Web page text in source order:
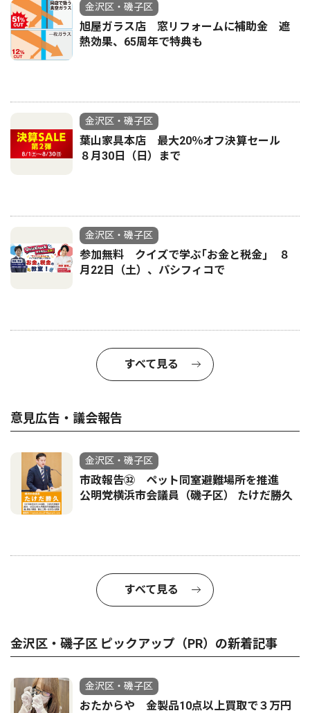
金沢区・磯子区
旭屋ガラス店 窓リフォームに補助金 遮
熱効果、65周年で特典も
金沢区・磯子区
葉山家具本店 最大20％オフ決算セール
８月30日（日）まで
金沢区・磯子区
参加無料 クイズで学ぶ｢お金と税金｣ ８
月22日（土）、パシフィコで
すべて見る
意見広告・議会報告
金沢区・磯子区
市政報告㉜ ペット同室避難場所を推進
公明党横浜市会議員（磯子区） たけだ勝久
すべて見る
金沢区・磯子区 ピックアップ（PR）の新着記事
金沢区・磯子区
おたからや 金製品10点以上買取で３万円